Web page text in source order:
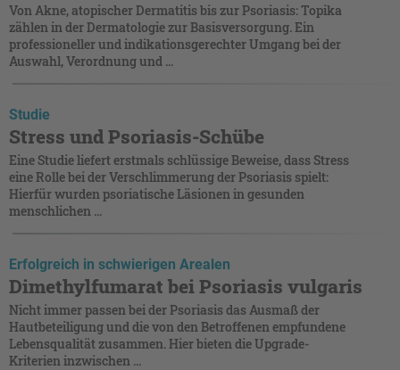
Von Akne, atopischer Dermatitis bis zur Psoriasis: Topika
zählen in der Dermatologie zur Basisversorgung. Ein
professioneller und indikationsgerechter Umgang bei der
Auswahl, Verordnung und ...
Studie
Stress und Psoriasis-Schübe
Eine Studie liefert erstmals schlüssige Beweise, dass Stress
eine Rolle bei der Verschlimmerung der Psoriasis spielt:
Hierfür wurden psoriatische Läsionen in gesunden
menschlichen ...
Erfolgreich in schwierigen Arealen
Dimethylfumarat bei Psoriasis vulgaris
Nicht immer passen bei der Psoriasis das Ausmaß der
Hautbeteiligung und die von den Betroffenen empfundene
Lebensqualität zusammen. Hier bieten die Upgrade-
Kriterien inzwischen ...